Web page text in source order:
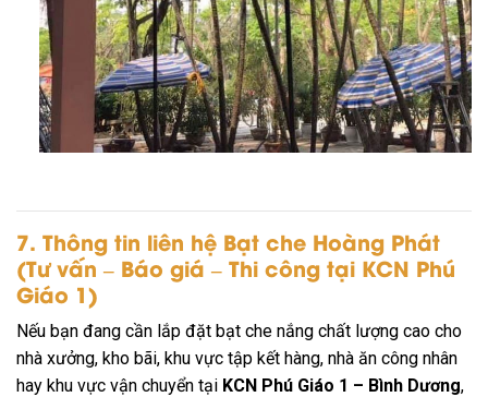
7. Thông tin liên hệ Bạt che Hoàng Phát
(Tư vấn – Báo giá – Thi công tại KCN Phú
Giáo 1)
Nếu bạn đang cần lắp đặt bạt che nắng chất lượng cao cho
nhà xưởng, kho bãi, khu vực tập kết hàng, nhà ăn công nhân
hay khu vực vận chuyển tại KCN Phú Giáo 1 – Bình Dương,